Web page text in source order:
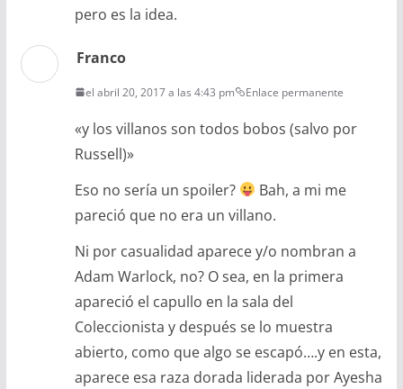
pero es la idea.
Franco
el abril 20, 2017 a las 4:43 pm Enlace permanente
«y los villanos son todos bobos (salvo por
Russell)»
Eso no sería un spoiler?
Bah, a mi me
pareció que no era un villano.
Ni por casualidad aparece y/o nombran a
Adam Warlock, no? O sea, en la primera
apareció el capullo en la sala del
Coleccionista y después se lo muestra
abierto, como que algo se escapó….y en esta,
aparece esa raza dorada liderada por Ayesha